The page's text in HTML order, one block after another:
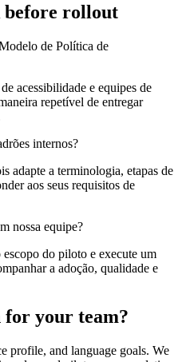
before rollout
de Política de
acessibilidade e equipes de
repetível de entregar
internos?
adapte a terminologia, etapas de
aos seus requisitos de
nossa equipe?
do piloto e execute um
a adoção, qualidade e
for your team?
profile, and language goals. We